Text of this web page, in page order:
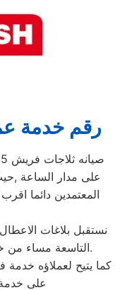
رقم خدمة
على مدار الساعة
المعتمدين دائما
نستقبل بلاغات
التاسعة مساء من خلال الرقم المختصر لخدمة العملاء.
كما يتيح لعملاؤه
على خدمة